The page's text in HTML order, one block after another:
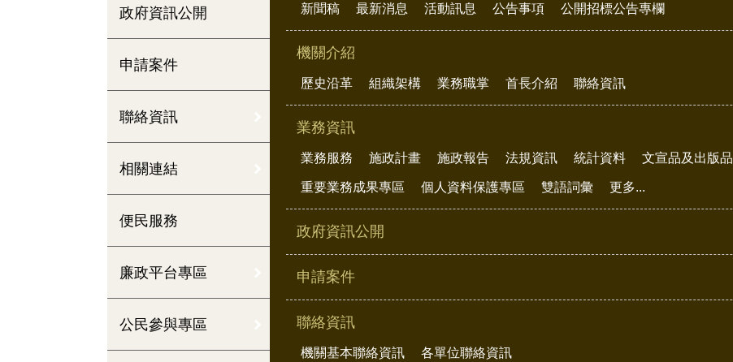
政府資訊公開
申請案件
聯絡資訊
相關連結
便民服務
廉政平台專區
公民參與專區
新聞稿 最新消息 活動訊息 公告事項 公開招標公告專欄
機關介紹
歷史沿革 組織架構 業務職掌 首長介紹 聯絡資訊
業務資訊
業務服務 施政計畫 施政報告 法規資訊 統計資料 文宣品及出版品
重要業務成果專區 個人資料保護專區 雙語詞彙 更多...
政府資訊公開
申請案件
聯絡資訊
機關基本聯絡資訊 各單位聯絡資訊